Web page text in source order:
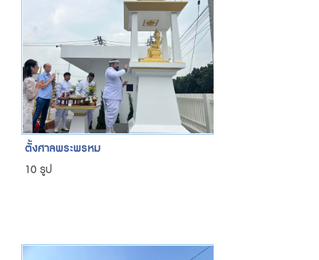
ตั้งศาลพระพรหม
10 รูป